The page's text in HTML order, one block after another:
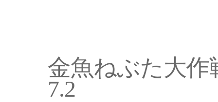
金魚ねぶた大作
7.2